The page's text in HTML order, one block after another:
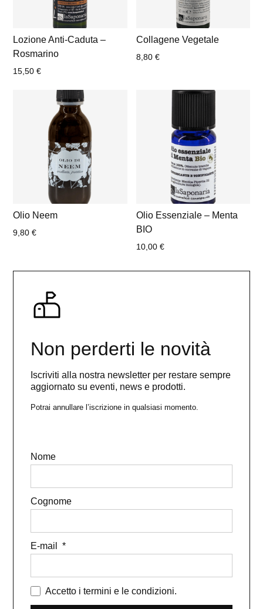
Lozione Anti-Caduta –
Rosmarino
15,50€
Collagene Vegetale
8,80 €
Olio Neem
9,80€
Olio Essenziale – Menta
BIO
10,00 €
Non perderti le novità
Iscriviti alla nostra newsletter per restare sempre
aggiornato su eventi, news e prodotti.
Potrai annullare l’iscrizione in qualsiasi momento.
Nome
Cognome
E-mail
Accetto i termini e le condizioni.